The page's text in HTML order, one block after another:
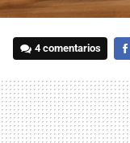
4 comentarios